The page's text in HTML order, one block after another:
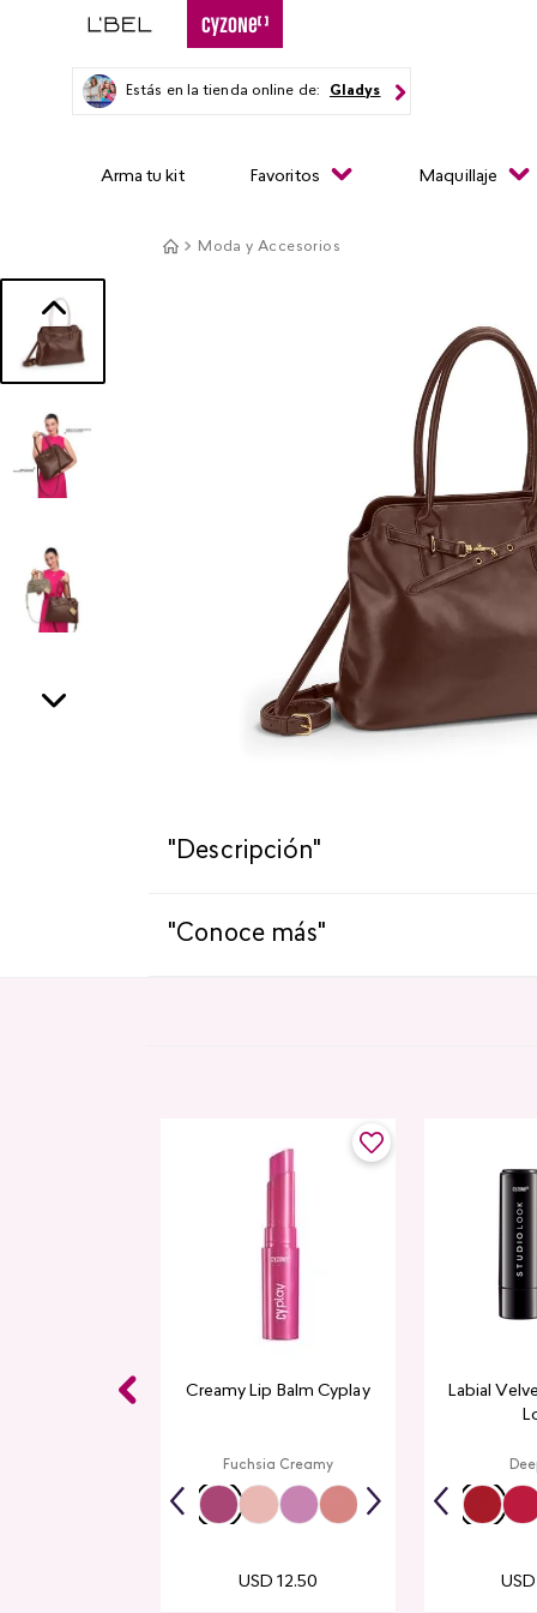
Estás en la tienda online de: Gladys
Arma tu kit Favoritos Maquillaje
Moda y Accesorios
"Descripción"
"Conoce más"
Creamy Lip Balm Cyplay
Fuchsia Creamy
USD 12.50
Labial
USD